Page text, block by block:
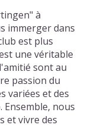
à
immerger dans
est plus
une véritable
sont au
passion du
variées et des
nous
et vivre des